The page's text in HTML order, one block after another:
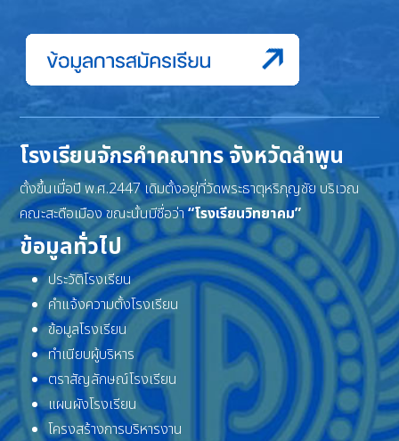
โรงเรียนจักรคำคณาทร จังหวัดลำพูน
ตั้งขึ้นเมื่อปี พ.ศ.2447 เดิมตั้งอยู่ที่วัดพระธาตุหริภุญชัย บริเวณ
คณะสะดือเมือง ขณะนั้นมีชื่อว่า“โรงเรียนวิทยาคม”
ข้อมูลทั่วไป
ประวัติโรงเรียน
คำแจ้งความตั้งโรงเรียน
ข้อมูลโรงเรียน
ทำเนียบผู้บริหาร
ตราสัญลักษณ์โรงเรียน
แผนผังโรงเรียน
โครงสร้างการบริหารงาน